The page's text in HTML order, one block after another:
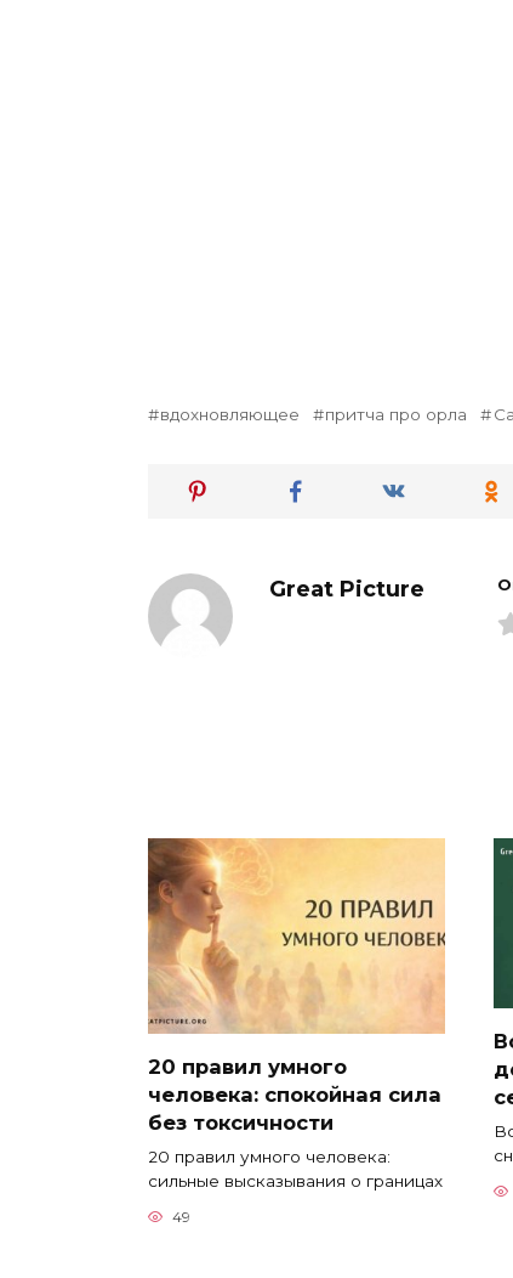
вдохновляющее притча про орла
Great Picture
20 правил умного
человека: спокойная сила
без токсичности
20 правил умного человека:
сильные высказывания о границах
49